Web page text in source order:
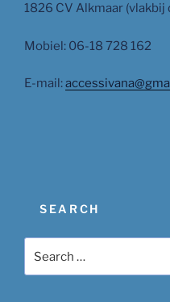
1826 CV Alkmaar (vlakbij
Mobiel: 06-18 728 162
E-mail:
SEARCH